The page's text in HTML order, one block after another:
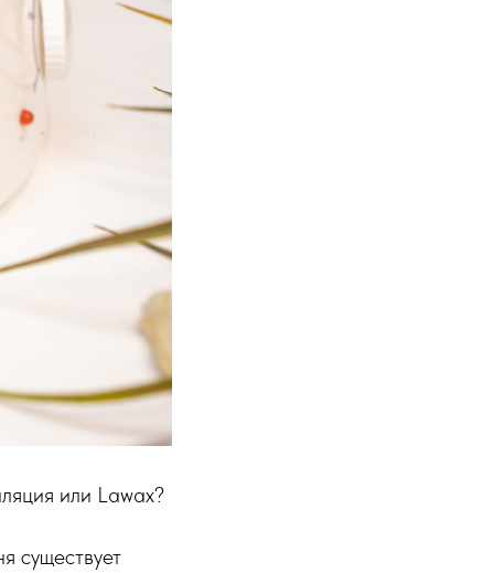
или Lawax?
существует